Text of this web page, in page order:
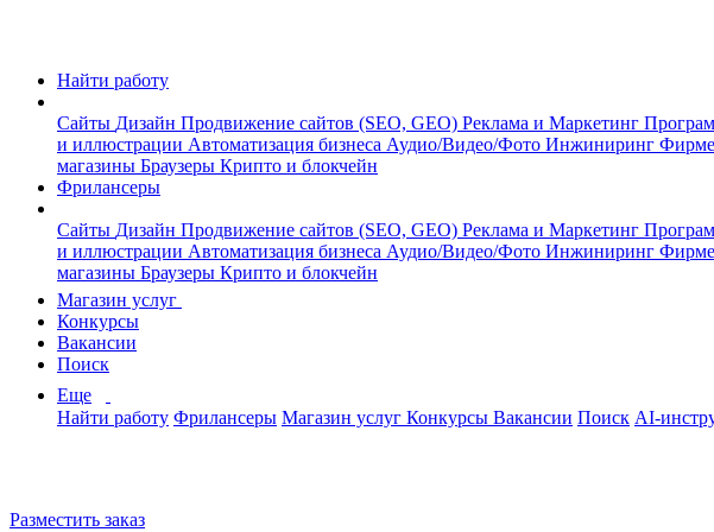
Найти работу
Сайты Дизайн Продвижение сайтов (SEO, GEO) Реклама и Маркетинг
и иллюстрации Автоматизация бизнеса Аудио/Видео/Фото Инжиниринг
магазины Браузеры Крипто и блокчейн
Фрилансеры
Сайты Дизайн Продвижение сайтов (SEO, GEO) Реклама и Маркетинг
и иллюстрации Автоматизация бизнеса Аудио/Видео/Фото Инжиниринг
магазины Браузеры Крипто и блокчейн
Магазин услуг
Конкурсы
Вакансии
Поиск
Еще
Найти работу Фрилансеры Магазин услуг Конкурсы Вакансии Поиск AI-
Разместить заказ